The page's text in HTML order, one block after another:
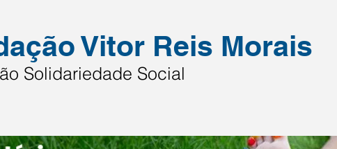
Vitor Reis Morais
Solidariedade Social